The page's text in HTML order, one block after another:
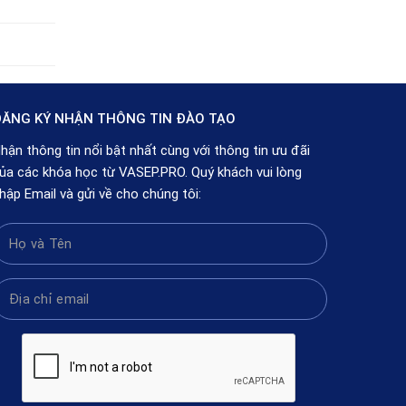
KÝ NHẬN THÔNG TIN ĐÀO TẠO
thông tin nổi bật nhất cùng với thông tin ưu đãi
các khóa học từ VASEP.PRO. Quý khách vui lòng
Email và gửi về cho chúng tôi: